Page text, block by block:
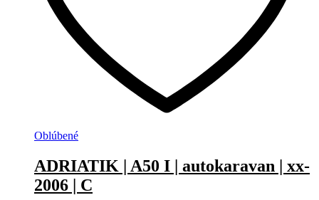
Oblúbené
ADRIATIK | A50 I | autokaravan | xx-
2006 | C